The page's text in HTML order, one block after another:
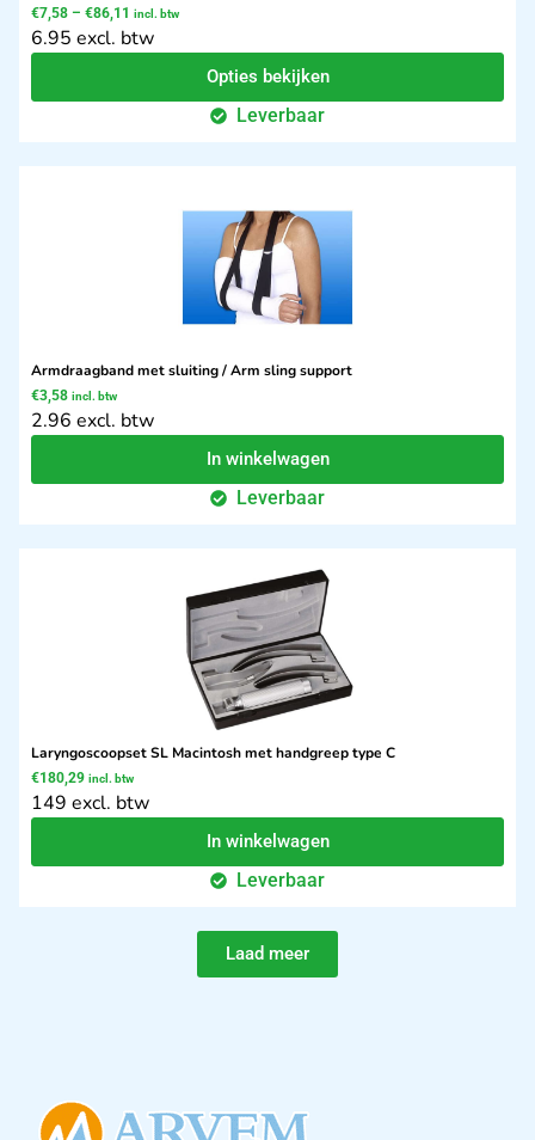
€7,58 – €86,11 incl. btw
6.95 excl. btw
Opties bekijken
Leverbaar
Armdraagband met sluiting / Arm sling support
€3,58 incl. btw
2.96 excl. btw
In winkelwagen
Leverbaar
Laryngoscoopset SL Macintosh met handgreep type C
€180,29 incl. btw
149 excl. btw
In winkelwagen
Leverbaar
Laad meer